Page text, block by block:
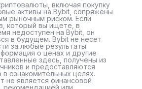
включая покупку
активы на Bybit, сопряжены
рыночным риском. Если
который вы ищете, в
недоступен на Bybit, он
в будущем. Bybit не несет
за любые результаты
о ценах и другие
здесь, получены из
и предоставляются
в ознакомительных целях.
не является финансовой
рекомендацией или